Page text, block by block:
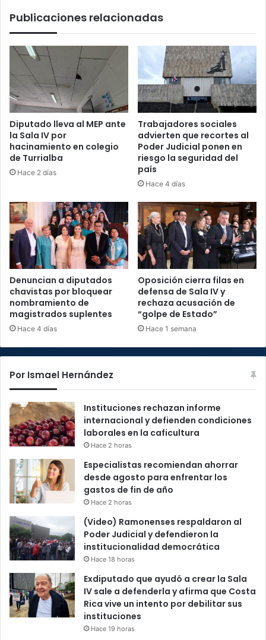
Publicaciones relacionadas
Diputado lleva al MEP ante
la Sala IV por
hacinamiento en colegio
de Turrialba
Hace 2 días
Trabajadores sociales
advierten que recortes al
Poder Judicial ponen en
riesgo la seguridad del
país
Hace 4 días
Denuncian a diputados
chavistas por bloquear
nombramiento de
magistrados suplentes
Hace 4 días
Oposición cierra filas en
defensa de Sala IV y
rechaza acusación de
“golpe de Estado”
Hace 1 semana
Por Ismael Hernández
Instituciones rechazan informe
internacional y defienden condiciones
laborales en la caficultura
Hace 2 horas
Especialistas recomiendan ahorrar
desde agosto para enfrentar los
gastos de fin de año
Hace 2 horas
(Video) Ramonenses respaldaron al
Poder Judicial y defendieron la
institucionalidad democrática
Hace 18 horas
Exdiputado que ayudó a crear la Sala
IV sale a defenderla y afirma que Costa
Rica vive un intento por debilitar sus
instituciones
Hace 19 horas